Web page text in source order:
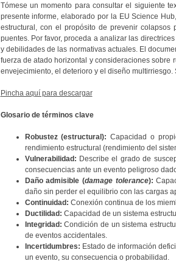
Tómese un momento para consultar el siguiente
presente informe, elaborado por la EU Science
estructural, con el propósito de prevenir
puentes. Por favor, proceda a analizar las
y debilidades de las normativas actuales. El
fuerza de atado horizontal y consideraciones sobre
envejecimiento, el deterioro y el diseño
Pincha aquí para descargar
Glosario de términos clave
Robustez (estructural): Capacidad o
rendimiento estructural (rendimiento del
Vulnerabilidad: Describe el grado de
consecuencias ante un evento peligroso
Daño admisible (damage tolerance):
daño sin perder el equilibrio con las cargas
Continuidad: Conexión continua de los
Ductilidad: Capacidad de un sistema
Integridad: Condición de un sistema
de eventos accidentales.
Incertidumbres: Estado de información
un evento, su consecuencia o probabilidad.